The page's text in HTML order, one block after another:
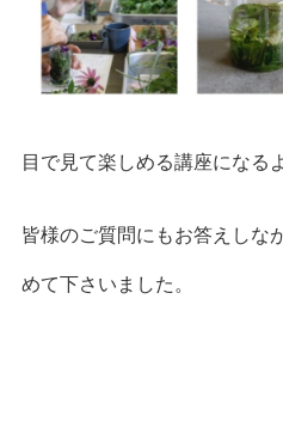
目で見て楽しめる講座になる
皆様のご質問にもお答えしな
めて下さいました。